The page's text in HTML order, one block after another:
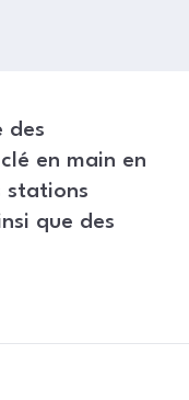
des
en main en
stations
que des